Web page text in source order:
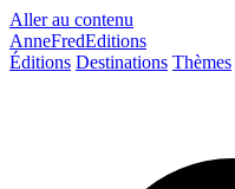
Aller au contenu
AnneFredEditions
Éditions Destinations Thèmes